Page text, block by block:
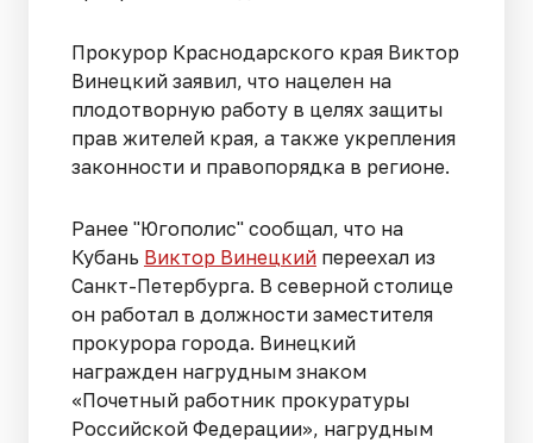
Прокурор Краснодарского края Виктор
Винецкий заявил, что нацелен на
плодотворную работу в целях защиты
прав жителей края, а также укрепления
законности и правопорядка в регионе.
Ранее "Югополис" сообщал, что на
Кубань Виктор Винецкий переехал из
Санкт-Петербурга. В северной столице
он работал в должности заместителя
прокурора города. Винецкий
награжден нагрудным знаком
«Почетный работник прокуратуры
Российской Федерации», нагрудным